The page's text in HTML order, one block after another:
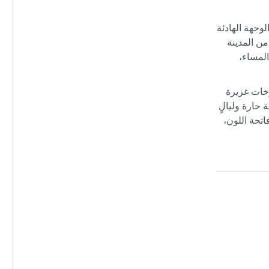
الهادئة
المدينة
غزيرة
حارة وليالٍ
فاتحة اللون،
في